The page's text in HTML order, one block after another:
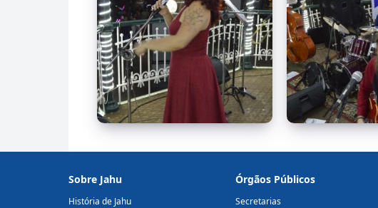
Sobre Jahu
História de Jahu
Órgãos Públicos
Secretarias